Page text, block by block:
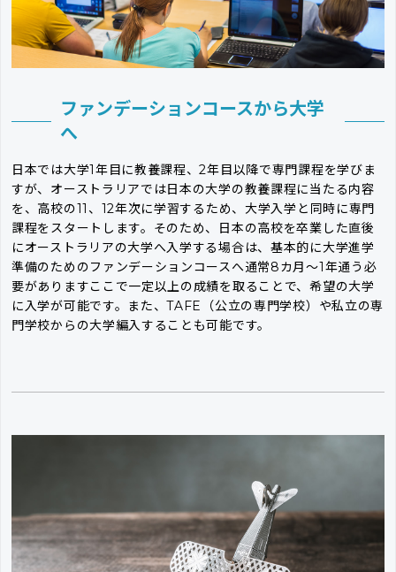
ファンデーションコースから大学
へ
日本では大学1年目に教養課程、2年目以降で専門課程を学びま
すが、オーストラリアでは日本の大学の教養課程に当たる内容
を、高校の11、12年次に学習するため、大学入学と同時に専門
課程をスタートします。そのため、日本の高校を卒業した直後
にオーストラリアの大学へ入学する場合は、基本的に大学進学
準備のためのファンデーションコースへ通常8カ月〜1年通う必
要がありますここで一定以上の成績を取ることで、希望の大学
に入学が可能です。また、TAFE（公立の専門学校）や私立の専
門学校からの大学編入することも可能です。